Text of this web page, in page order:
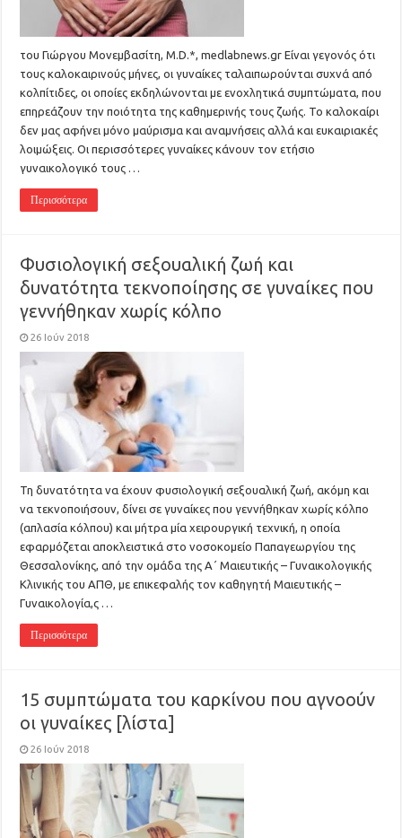
του Γιώργου Μονεμβασίτη, M.D.*, medlabnews.gr Είναι γεγονός ότι
τους καλοκαιρινούς μήνες, οι γυναίκες ταλαιπωρούνται συχνά από
κολπίτιδες, οι οποίες εκδηλώνονται με ενοχλητικά συμπτώματα, που
επηρεάζουν την ποιότητα της καθημερινής τους ζωής. Το καλοκαίρι
δεν μας αφήνει μόνο μαύρισμα και αναμνήσεις αλλά και ευκαιριακές
λοιμώξεις. Οι περισσότερες γυναίκες κάνουν τον ετήσιο
γυναικολογικό τους …
Περισσότερα
Φυσιολογική σεξουαλική ζωή και
δυνατότητα τεκνοποίησης σε γυναίκες που
γεννήθηκαν χωρίς κόλπο
26 Ιούν 2018
Τη δυνατότητα να έχουν φυσιολογική σεξουαλική ζωή, ακόμη και
να τεκνοποιήσουν, δίνει σε γυναίκες που γεννήθηκαν χωρίς κόλπο
(απλασία κόλπου) και μήτρα μία χειρουργική τεχνική, η οποία
εφαρμόζεται αποκλειστικά στο νοσοκομείο Παπαγεωργίου της
Θεσσαλονίκης, από την ομάδα της Α΄ Μαιευτικής – Γυναικολογικής
Κλινικής του ΑΠΘ, με επικεφαλής τον καθηγητή Μαιευτικής –
Γυναικολογία,ς …
Περισσότερα
15 συμπτώματα του καρκίνου που αγνοούν
οι γυναίκες [λίστα]
26 Ιούν 2018